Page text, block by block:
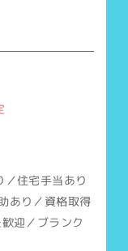
住宅手当あり
あり／資格取得
迎／ブランク